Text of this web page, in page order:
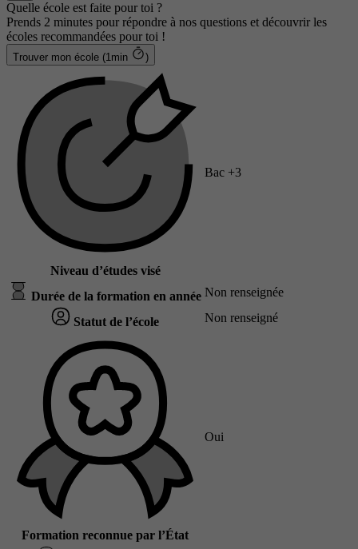
Quelle école est faite pour toi ?
Prends 2 minutes pour répondre à nos questions et découvrir les
écoles recommandées pour toi !
Trouver mon école (1min )
Niveau d’études visé
Bac +3
Durée de la formation en année Non renseignée
Statut de l’école Non renseigné
Formation reconnue par l’État
Oui